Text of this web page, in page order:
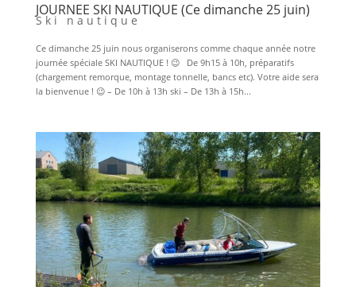
JOURNEE SKI NAUTIQUE (Ce dimanche 25 juin)
Ski nautique
Ce dimanche 25 juin nous organiserons comme chaque année notre
journée spéciale SKI NAUTIQUE ! 😉 De 9h15 à 10h, préparatifs
(chargement remorque, montage tonnelle, bancs etc). Votre aide sera
la bienvenue ! 😉 – De 10h à 13h ski – De 13h à 15h...